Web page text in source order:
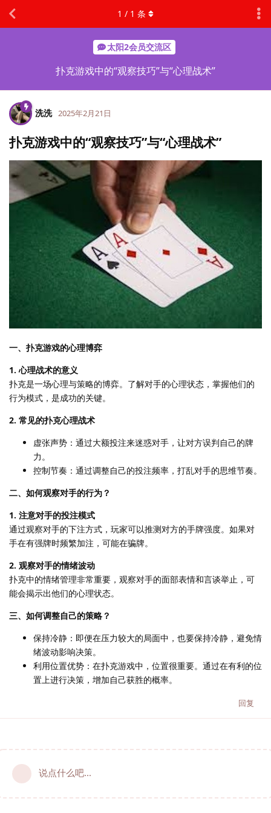
太阳2会员交流区
扑克游戏中的“观察技巧”与“心理战术”
1 / 1 条
洗洗 2025年2月21日
扑克游戏中的“观察技巧”与“心理战术”
一、扑克游戏的心理博弈
1. 心理战术的意义
扑克是一场心理与策略的博弈。了解对手的心理状态，掌握他们的
行为模式，是成功的关键。
2. 常见的扑克心理战术
虚张声势：通过大额投注来迷惑对手，让对方误判自己的牌
力。
控制节奏：通过调整自己的投注频率，打乱对手的思维节奏。
二、如何观察对手的行为？
1. 注意对手的投注模式
通过观察对手的下注方式，玩家可以推测对方的手牌强度。如果对
手在有强牌时频繁加注，可能在骗牌。
2. 观察对手的情绪波动
扑克中的情绪管理非常重要，观察对手的面部表情和言谈举止，可
能会揭示出他们的心理状态。
三、如何调整自己的策略？
保持冷静：即便在压力较大的局面中，也要保持冷静，避免情
绪波动影响决策。
利用位置优势：在扑克游戏中，位置很重要。通过在有利的位
置上进行决策，增加自己获胜的概率。
回复
说点什么吧...